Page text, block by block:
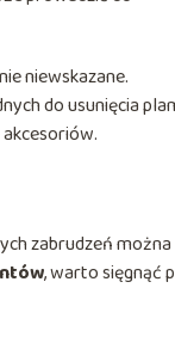
niewskazane.
do usunięcia
zabrudzeń można
, warto sięgnąć